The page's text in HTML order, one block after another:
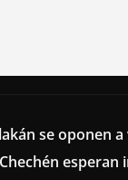
se oponen
esperan